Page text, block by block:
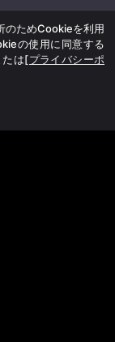
のためCookieを利用
の使用に同意する
たは[プライバシーポ